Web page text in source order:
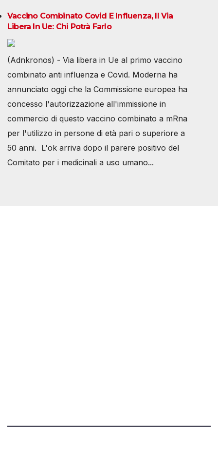
Vaccino Combinato Covid E Influenza, Il Via
Libera In Ue: Chi Potrà Farlo
(Adnkronos) - Via libera in Ue al primo vaccino
combinato anti influenza e Covid. Moderna ha
annunciato oggi che la Commissione europea ha
concesso l'autorizzazione all'immissione in
commercio di questo vaccino combinato a mRna
per l'utilizzo in persone di età pari o superiore a
50 anni. L'ok arriva dopo il parere positivo del
Comitato per i medicinali a uso umano...